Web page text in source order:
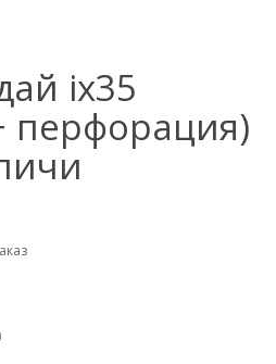
ix35
перфорация)